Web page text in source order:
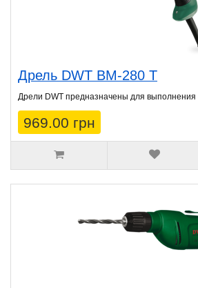
Дрель DWT BM-280 T
Дрели DWT предназначены для выполнения
969.00 грн